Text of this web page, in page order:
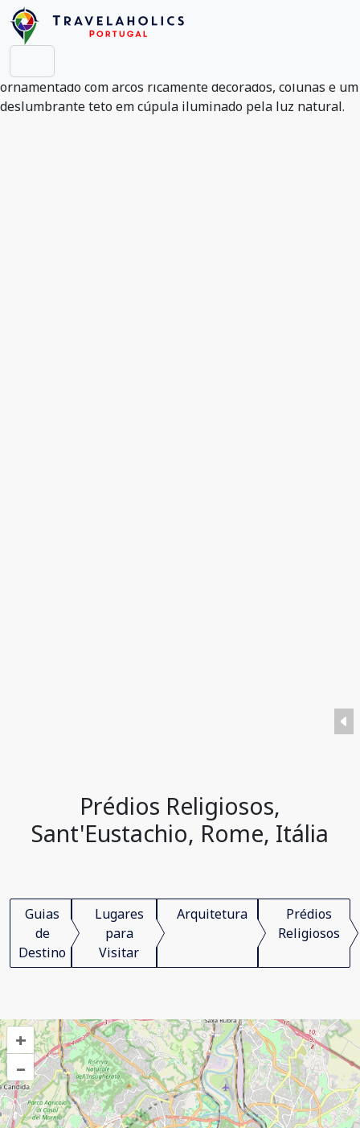
Prédios Religiosos,
Sant'Eustachio, Rome, Itália
Guias
de
Destino
Lugares
para
Visitar
Arquitetura
Prédios
Religiosos
+
–